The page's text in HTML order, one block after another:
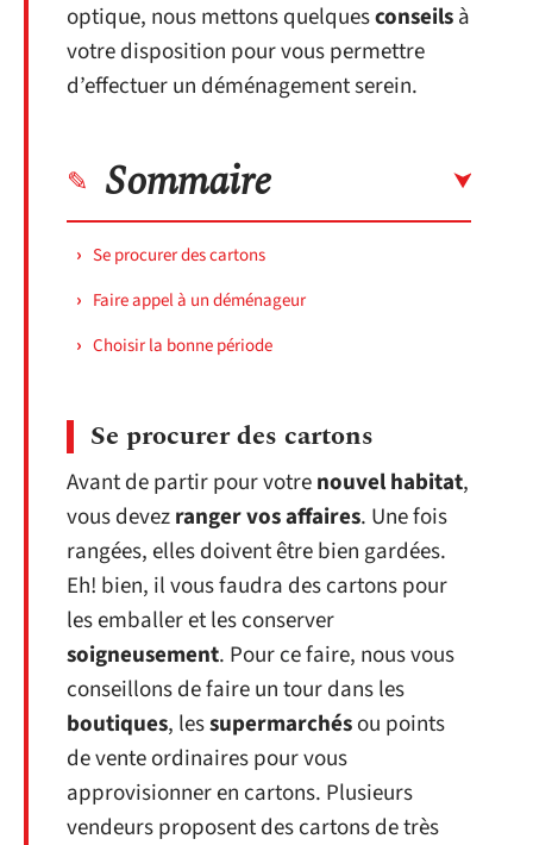
optique, nous mettons quelquesconseilsà
votre disposition pour vous permettre
d’effectuer un déménagement serein.
Sommaire
Se procurer des cartons
Faire appel à un déménageur
Choisir la bonne période
Se procurer des cartons
Avant de partir pour votrenouvel habitat,
vous devezranger vos affaires. Une fois
rangées, elles doivent être bien gardées.
Eh! bien, il vous faudra des cartons pour
les emballer et les conserver
soigneusement. Pour ce faire, nous vous
conseillons de faire un tour dans les
boutiques, lessupermarchésou points
de vente ordinaires pour vous
approvisionner en cartons. Plusieurs
vendeurs proposent des cartons de très